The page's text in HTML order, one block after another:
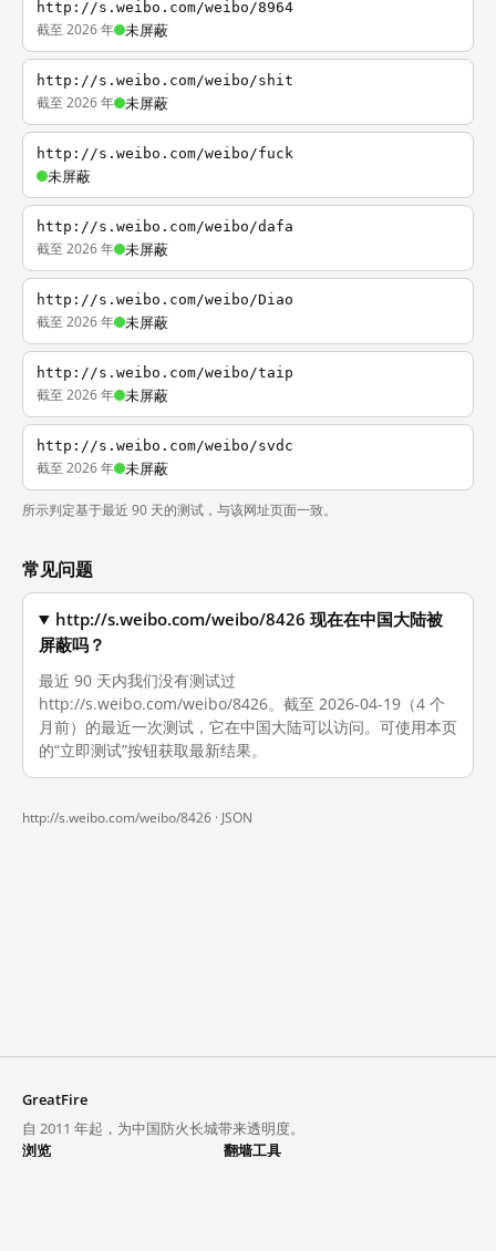
http://s.weibo.com/weibo/8964
截至 2026 年 未屏蔽
http://s.weibo.com/weibo/shit
截至 2026 年 未屏蔽
http://s.weibo.com/weibo/fuck
未屏蔽
http://s.weibo.com/weibo/dafa
截至 2026 年 未屏蔽
http://s.weibo.com/weibo/Diao
截至 2026 年 未屏蔽
http://s.weibo.com/weibo/taip
截至 2026 年 未屏蔽
http://s.weibo.com/weibo/svdc
截至 2026 年 未屏蔽
所示判定基于最近 90 天的测试，与该网址页面一致。
常见问题
http://s.weibo.com/weibo/8426 现在在中国大陆被
屏蔽吗？
最近 90 天内我们没有测试过
http://s.weibo.com/weibo/8426。截至 2026-04-19（4 个
月前）的最近一次测试，它在中国大陆可以访问。可使用本页
的“立即测试”按钮获取最新结果。
http://s.weibo.com/weibo/8426 · JSON
GreatFire
自 2011 年起，为中国防火长城带来透明度。
浏览
翻墙工具